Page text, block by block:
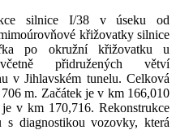
silnice I/38 v úseku od
křižovatky silnice
po okružní křižovatku u
přidružených větví
v Jihlavském tunelu. Celková
m. Začátek je v km 166,010
v km 170,716. Rekonstrukce
s diagnostikou vozovky, která